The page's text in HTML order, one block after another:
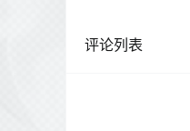
评论列表